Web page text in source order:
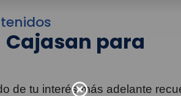
Cajasan para
de tu interés más adelante